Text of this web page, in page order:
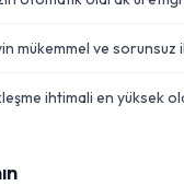
mükemmel ve sorunsuz
ihtimali en yüksek